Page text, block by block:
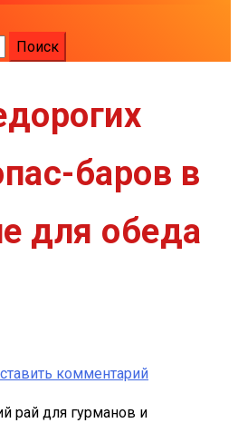
баров в
для обеда
комментарийк
рай для гурманов и